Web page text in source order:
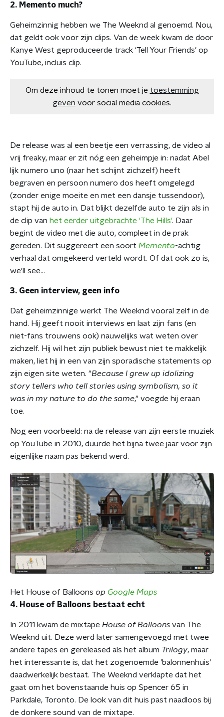
2. Memento much?
Geheimzinnig hebben we The Weeknd al genoemd. Nou,
dat geldt ook voor zijn clips. Van de week kwam de door
Kanye West geproduceerde track 'Tell Your Friends' op
YouTube, incluis clip.
Om deze inhoud te tonen moet je toestemming
geven voor social media cookies.
De release was al een beetje een verrassing, de video al
vrij freaky, maar er zit nóg een geheimpje in: nadat Abel
lijk numero uno (naar het schijnt zichzelf) heeft
begraven en persoon numero dos heeft omgelegd
(zonder enige moeite en met een dansje tussendoor),
stapt hij de auto in. Dat blijkt dezelfde auto te zijn als in
de clip van het eerder uitgebrachte 'The Hills'. Daar
begint de video met die auto, compleet in de prak
gereden. Dit suggereert een soort Memento-achtig
verhaal dat omgekeerd verteld wordt. Of dat ook zo is,
we'll see...
3. Geen interview, geen info
Dat geheimzinnige werkt The Weeknd vooral zelf in de
hand. Hij geeft nooit interviews en laat zijn fans (en
niet-fans trouwens ook) nauwelijks wat weten over
zichzelf. Hij wil het zijn publiek bewust niet te makkelijk
maken, liet hij in een van zijn sporadische statements op
zijn eigen site weten. "Because I grew up idolizing
story tellers who tell stories using symbolism, so it
was in my nature to do the same," voegde hij eraan
toe.
Nog een voorbeeld: na de release van zijn eerste muziek
op YouTube in 2010, duurde het bijna twee jaar voor zijn
eigenlijke naam pas bekend werd.
Het House of Balloons op Google Maps
4. House of Balloons bestaat echt
In 2011 kwam de mixtape House of Balloons van The
Weeknd uit. Deze werd later samengevoegd met twee
andere tapes en gereleased als het album Trilogy, maar
het interessante is, dat het zogenoemde 'balonnenhuis'
daadwerkelijk bestaat. The Weeknd verklapte dat het
gaat om het bovenstaande huis op Spencer 65 in
Parkdale, Toronto. De look van dit huis past naadloos bij
de donkere sound van de mixtape.